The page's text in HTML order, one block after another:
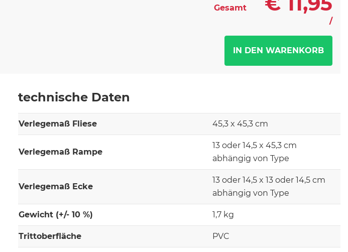
Gesamt
/
technische Daten
Verlegemaß Fliese 45,3 x 45,3 cm
Verlegemaß Rampe
13 oder 14,5 x 45,3 cm
abhängig von Type
Verlegemaß Ecke
13 oder 14,5 x 13 oder 14,5 cm
abhängig von Type
Gewicht (+/- 10 %) 1,7 kg
Trittoberfläche PVC